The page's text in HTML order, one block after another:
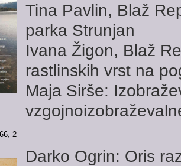
Tina Pavlin, Blaž
parka Strunjan
Ivana Žigon, Blaž
rastlinskih vrst na
Maja Sirše:
2
Darko Ogrin: Oris